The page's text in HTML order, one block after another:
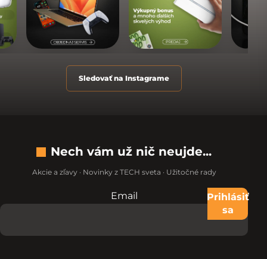
Sledovať na Instagrame
Nech vám už nič neujde...
Akcie a zľavy · Novinky z TECH sveta · Užitočné rady
Nevypĺňajte toto pole:
Email
Prihlásiť
sa